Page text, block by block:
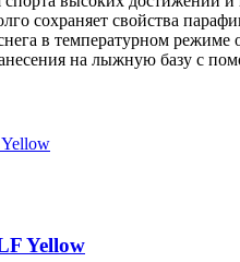
сохраняет свойства
в температурном режиме
на лыжную базу с
Yellow